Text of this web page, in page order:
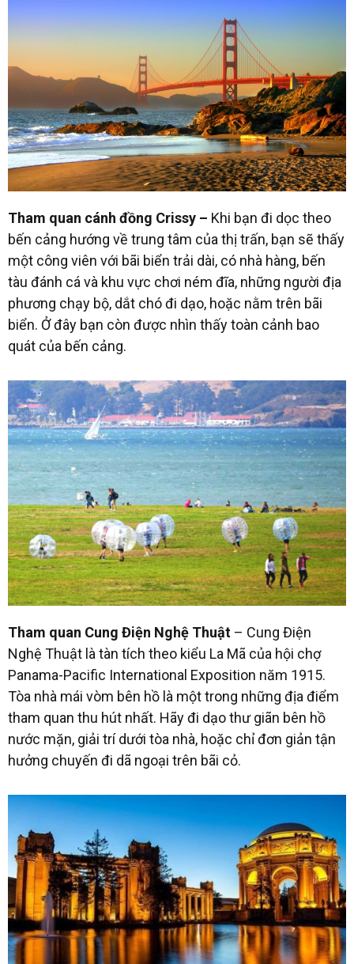
Tham quan cánh đồng Crissy – Khi bạn đi dọc theo
bến cảng hướng về trung tâm của thị trấn, bạn sẽ thấy
một công viên với bãi biển trải dài, có nhà hàng, bến
tàu đánh cá và khu vực chơi ném đĩa, những người địa
phương chạy bộ, dắt chó đi dạo, hoặc nằm trên bãi
biển. Ở đây bạn còn được nhìn thấy toàn cảnh bao
quát của bến cảng.
Tham quan Cung Điện Nghệ Thuật – Cung Điện
Nghệ Thuật là tàn tích theo kiểu La Mã của hội chợ
Panama-Pacific International Exposition năm 1915.
Tòa nhà mái vòm bên hồ là một trong những địa điểm
tham quan thu hút nhất. Hãy đi dạo thư giãn bên hồ
nước mặn, giải trí dưới tòa nhà, hoặc chỉ đơn giản tận
hưởng chuyến đi dã ngoại trên bãi cỏ.